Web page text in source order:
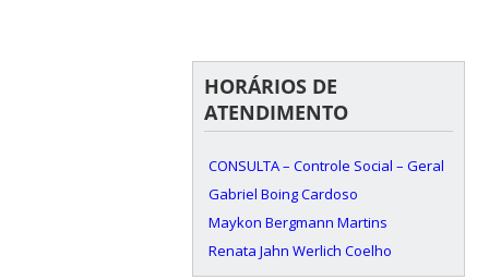
HORÁRIOS DE
ATENDIMENTO
CONSULTA – Controle Social – Geral
Gabriel Boing Cardoso
Maykon Bergmann Martins
Renata Jahn Werlich Coelho